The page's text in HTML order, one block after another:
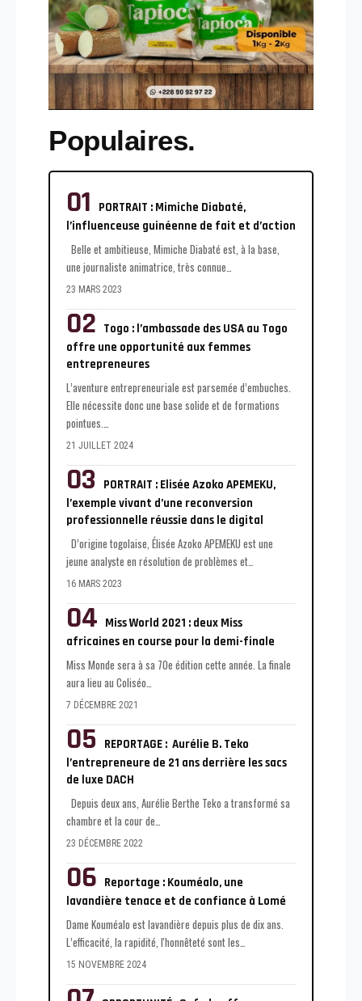
Populaires.
PORTRAIT : Mimiche Diabaté,
l’influenceuse guinéenne de fait et d’action
Belle et ambitieuse, Mimiche Diabaté est, à la base,
une journaliste animatrice, très connue…
23 MARS 2023
Togo : l’ambassade des USA au Togo
offre une opportunité aux femmes
entrepreneures
L’aventure entrepreneuriale est parsemée d’embuches.
Elle nécessite donc une base solide et de formations
pointues.…
21 JUILLET 2024
PORTRAIT : Elisée Azoko APEMEKU,
l’exemple vivant d’une reconversion
professionnelle réussie dans le digital
D’origine togolaise, Élisée Azoko APEMEKU est une
jeune analyste en résolution de problèmes et…
16 MARS 2023
Miss World 2021 : deux Miss
africaines en course pour la demi-finale
Miss Monde sera à sa 70e édition cette année. La finale
aura lieu au Coliséo…
7 DÉCEMBRE 2021
REPORTAGE : Aurélie B. Teko
l’entrepreneure de 21 ans derrière les sacs
de luxe DACH
Depuis deux ans, Aurélie Berthe Teko a transformé sa
chambre et la cour de…
23 DÉCEMBRE 2022
Reportage : Kouméalo, une
lavandière tenace et de confiance à Lomé
Dame Kouméalo est lavandière depuis plus de dix ans.
L’efficacité, la rapidité, l'honnêteté sont les…
15 NOVEMBRE 2024